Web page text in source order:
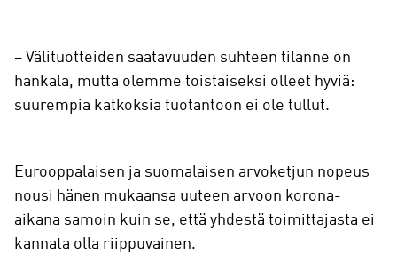
– Välituotteiden saatavuuden suhteen tilanne on
hankala, mutta olemme toistaiseksi olleet hyviä:
suurempia katkoksia tuotantoon ei ole tullut.
Eurooppalaisen ja suomalaisen arvoketjun nopeus
nousi hänen mukaansa uuteen arvoon korona-
aikana samoin kuin se, että yhdestä toimittajasta ei
kannata olla riippuvainen.